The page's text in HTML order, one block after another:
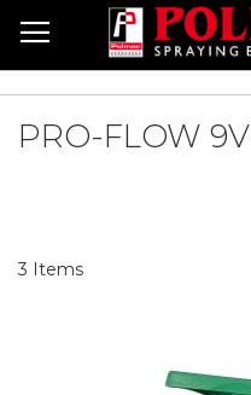
Skip
to
Content
PRO-FLOW 9V
3 Items